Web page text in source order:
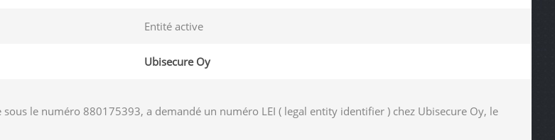
Entité active
Ubisecure Oy
le numéro 880175393, a demandé un numéro LEI ( legal entity identifier ) chez Ubisecure Oy, le